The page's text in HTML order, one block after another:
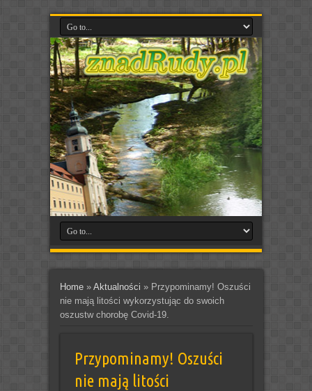
Home» Aktualności » Przypominamy! Oszuści
nie mają litości wykorzystując do swoich
oszustw chorobę Covid-19.
Przypominamy! Oszuści
nie mają litości